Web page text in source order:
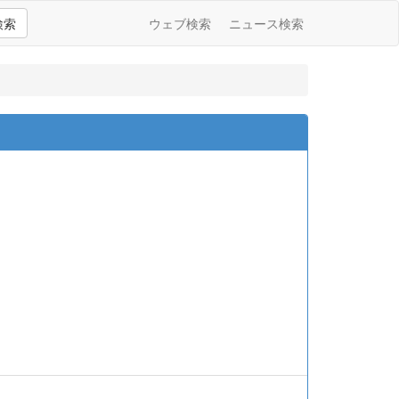
索 ウェブ検索 ニュース検索